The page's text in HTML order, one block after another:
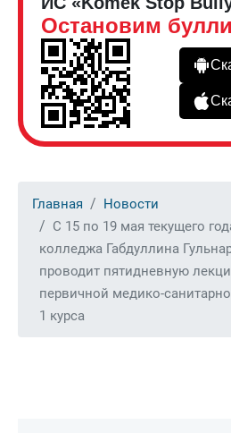
Остановим
Главная
Новости
С 15 по 19 мая текущего
колледжа Габдуллина
проводит пятидневную
первичной медико-
1 курса